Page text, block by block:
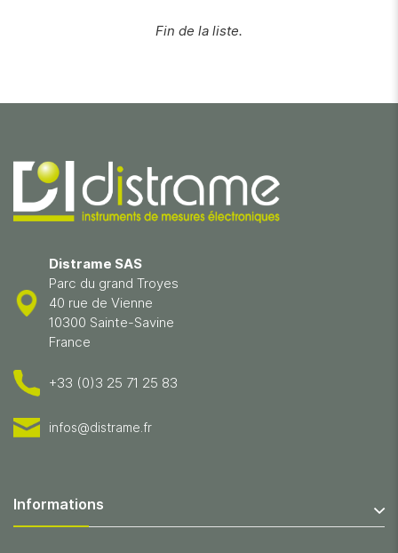
Fin de la liste.
Distrame SAS
Parc du grand Troyes
40 rue de Vienne
10300 Sainte-Savine
France
+33 (0)3 25 71 25 83
infos@distrame.fr
Informations